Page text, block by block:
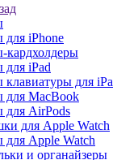
для iPhone
кардхолдеры
для iPad
клавиатуры для
для MacBook
для AirPods
для Apple Watch
для Apple Watch
и органайзеры